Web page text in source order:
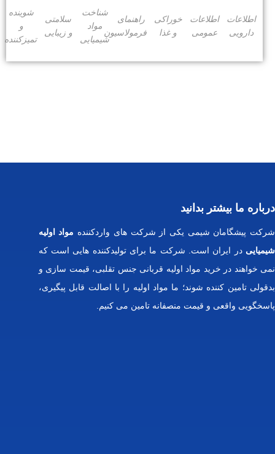
اطلاعات
دارویی
اطلاعات
عمومی
خوراکی
و غذا
راهنمای
فرمولاسیون
شناخت
مواد
شیمیایی
سلامتی
و زیبایی
شوینده
و
تمیزکننده
درباره ما بیشتر بدانید
شرکت پیشگامان شیمی یکی از شرکت های واردکننده مواد اولیه
شیمیایی در ایران است. شرکت ما برای تولیدکننده هایی است که
نمی خواهند در خرید مواد اولیه قربانی جنس تقلبی، قیمت سازی و
بدقولی تامین کننده شوند؛ ما مواد اولیه را با اصالت قابل پیگیری،
پاسخگویی واقعی و قیمت منصفانه تامین می کنیم.